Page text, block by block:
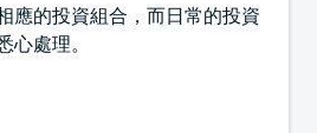
應的投資組合，而日常的投資
處理。